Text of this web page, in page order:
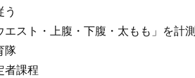
スト・上腹・下腹・太もも」を計測
隊
者課程